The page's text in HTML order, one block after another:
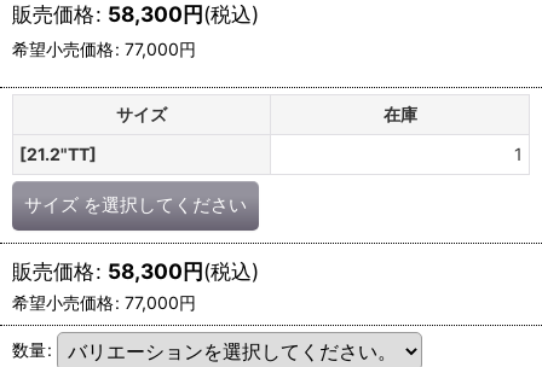
販売価格: 58,300円(税込)
希望小売価格: 77,000円
サイズ
在庫
[21.2"TT]
1
サイズ を選択してください
販売価格: 58,300円(税込)
希望小売価格: 77,000円
数量: